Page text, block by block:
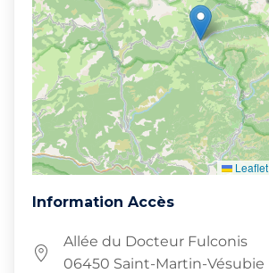
Leaflet
Information Accès
Allée du Docteur Fulconis
06450 Saint-Martin-Vésubie